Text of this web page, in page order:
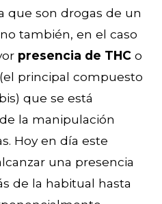
que son drogas de un
también, en el caso
presencia de THC o
principal compuesto
que se está
la manipulación
Hoy en día este
una presencia
de la habitual hasta